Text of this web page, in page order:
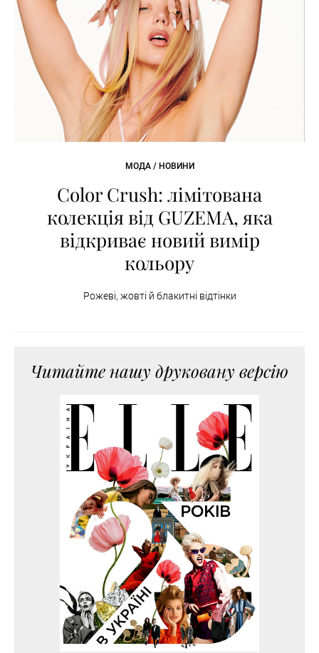
МОДА / НОВИНИ
Color Crush: лімітована
колекція від GUZEMA, яка
відкриває новий вимір
кольору
Рожеві, жовті й блакитні відтінки
Читайте нашу друковану версію